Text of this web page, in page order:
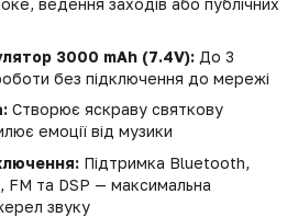
3000 mAh (7.4V): До 3
без підключення до мережі
Створює яскраву святкову
емоції від музики
Підтримка Bluetooth,
FM та DSP — максимальна
звуку